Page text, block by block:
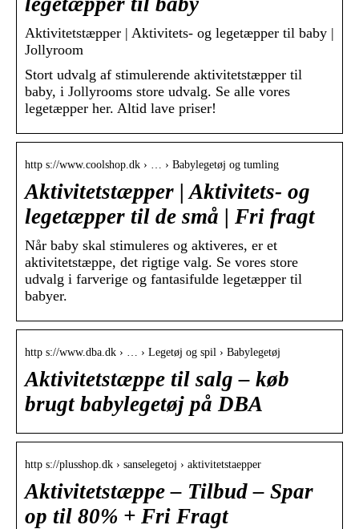
Aktivitetstæpper | Aktivitets- og legetæpper til baby |
Jollyroom
Stort udvalg af stimulerende aktivitetstæpper til
baby, i Jollyrooms store udvalg. Se alle vores
legetæpper her. Altid lave priser!
http s://www.coolshop.dk › … › Babylegetøj og tumling
Aktivitetstæpper | Aktivitets- og
legetæpper til de små | Fri fragt
Når baby skal stimuleres og aktiveres, er et
aktivitetstæppe, det rigtige valg. Se vores store
udvalg i farverige og fantasifulde legetæpper til
babyer.
http s://www.dba.dk › … › Legetøj og spil › Babylegetøj
Aktivitetstæppe til salg – køb
brugt babylegetøj på DBA
http s://plusshop.dk › sanselegetoj › aktivitetstaepper
Aktivitetstæppe – Tilbud – Spar
op til 80% + Fri Fragt